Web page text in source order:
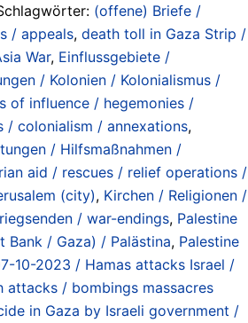
(offene) Briefe /
/ appeals, death toll in Gaza Strip /
War, Einflussgebiete /
/ Kolonien / Kolonialismus /
of influence / hegemonies /
/ colonialism / annexations,
/ Hilfsmaßnahmen /
aid / rescues / relief operations /
(city), Kirchen / Religionen /
/ war-endings, Palestine
Bank / Gaza) / Palästina, Palestine
10-2023 / Hamas attacks Israel /
attacks / bombings massacres
in Gaza by Israeli government /